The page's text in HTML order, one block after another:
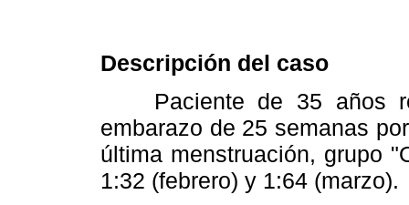
Descripción del caso
Paciente de 35 años
embarazo de 25 semanas
última menstruación, grupo
1:32 (febrero) y 1:64 (marzo).